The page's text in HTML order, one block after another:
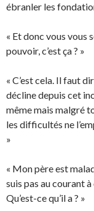
ébranler les
« Et donc vous vous
pouvoir, c’est ça ? »
« C’est cela. Il faut
décline depuis cet
même mais malgré
les difficultés ne
»
« Mon père est
suis pas au courant
Qu’est-ce qu’il a ? »